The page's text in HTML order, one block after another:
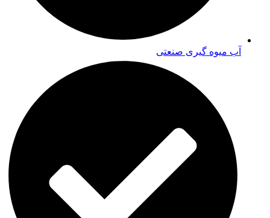
آب میوه گیری صنعتی